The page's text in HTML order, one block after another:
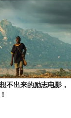
不出来的励志电影，